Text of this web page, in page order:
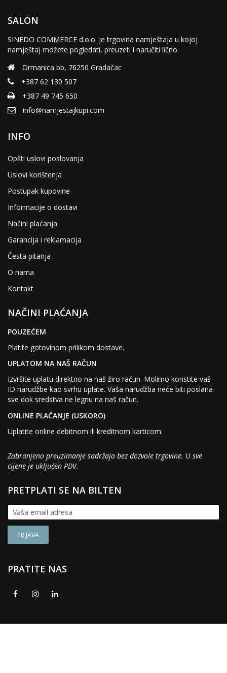
SALON
SINEDO COMMERCE d.o.o. je trgovina namještaja u kojoj
namještaj možete pogledati, preuzeti i naručiti lično.
Ormanica bb, 76250 Gradačac
+387 62 130 507
+387 49 745 650
info@namjestajkupi.com
INFO
Opšti uslovi poslovanja
Uslovi korištenja
Postupak kupovine
Informacije o dostavi
Načini plaćanja
Garancija i reklamacija
Česta pitanja
O nama
Kontakt
NAČINI PLAĆANJA
POUZEĆEM
Platite gotovinom prilikom dostave.
UPLATOM NA NAŠ RAČUN
Izvršite uplatu direktno na naš žiro račun. Molimo koristite vaš
ID narudžbe kao svrhu uplate. Vaša narudžba neće biti poslana
sve dok sredstva ne legnu na naš račun.
ONLINE PLAĆANJE (USKORO)
Uplatite online debitnom ili kreditnom karticom.
Zabranjeno preuzimanje sadržaja bez dozvole trgovine. U sve
cijene je uključen PDV.
PRETPLATI SE NA BILTEN
PRATITE NAS